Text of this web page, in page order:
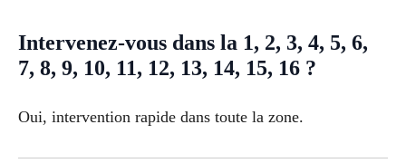
Intervenez-vous dans la 1, 2, 3, 4, 5, 6,
7, 8, 9, 10, 11, 12, 13, 14, 15, 16 ?
Oui, intervention rapide dans toute la zone.